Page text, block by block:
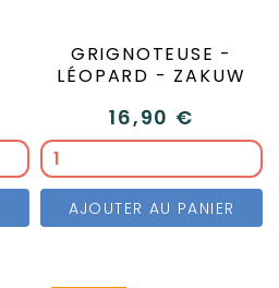
GRIGNOTEUSE -
LÉOPARD - ZAKUW
16,90 €
AJOUTER AU PANIER